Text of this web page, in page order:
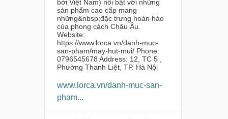
bởi Việt Nam) nổi bật với những
sản phẩm cao cấp mang
những&nbsp;đặc trưng hoàn hảo
của phong cách Châu Âu.
Website:
https://www.lorca.vn/danh-muc-
san-pham/may-hut-mui/ Phone:
0796545678 Address: 12, TC 5 ,
Phường Thanh Liệt, TP. Hà Nội
www.lorca.vn/danh-muc-san-
pham...